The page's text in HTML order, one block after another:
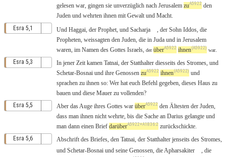
gelesenwar, gingensie unverzüglichnach Jerusalem zuA5922 den
Judenund wehrten ihnenmit Gewaltund Macht.
Esra 5,1
Und Haggai, der Prophet, und Sacharja , der Sohn Iddos, die
Propheten, weissagtenden Juden, diein Judaund in Jerusalem
waren, im Namendes Gottes Israels, der überA5922 ihnen(A5922) war.
Esra 5,3
Injener Zeit kamen Tatnai, der Statthalter diesseitsdes Stromes, und
Schetar-Bosnaiund ihre Genossen zuA5922 ihnen(A5922) und
sprachenzu ihnen so: Werhat euch Befehl gegeben, dieses Hauszu
bauenund diese Mauerzu vollenden?
Esra 5,5
AberdasAugeihres Gottes war überA5922 den Ältestender Juden,
dass man ihnen nicht wehrte, bisdie Sachean Darius gelangteund
man danneinen Brief darüberA5922+A1836:2 zurückschickte.
Esra 5,6
Abschriftdes Briefes, den Tatnai, der Statthalter jenseitsdes Stromes,
und Schetar-Bosnaiund seine Genossen, die Apharsakiter
die